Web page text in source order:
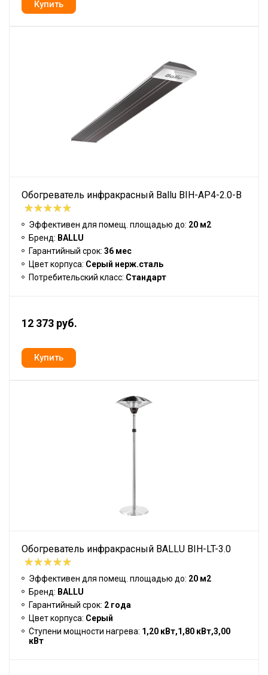
Обогреватель инфракрасный Ballu BIH-AP4-2.0-B
Эффективен для помещ. площадью до: 20 м2
Бренд: BALLU
Гарантийный срок: 36 мес
Цвет корпуса: Серый нерж.сталь
Потребительский класс: Стандарт
12 373 руб.
Обогреватель инфракрасный BALLU BIH-LT-3.0
Эффективен для помещ. площадью до: 20 м2
Бренд: BALLU
Гарантийный срок: 2 года
Цвет корпуса: Серый
Ступени мощности нагрева: 1,20 кВт,1,80 кВт,3,00
кВт